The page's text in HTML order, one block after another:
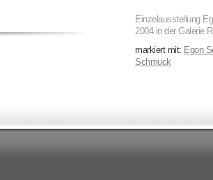
Einzelausstellung
2004 in der Galerie
markiert mit: Egon
Schmuck